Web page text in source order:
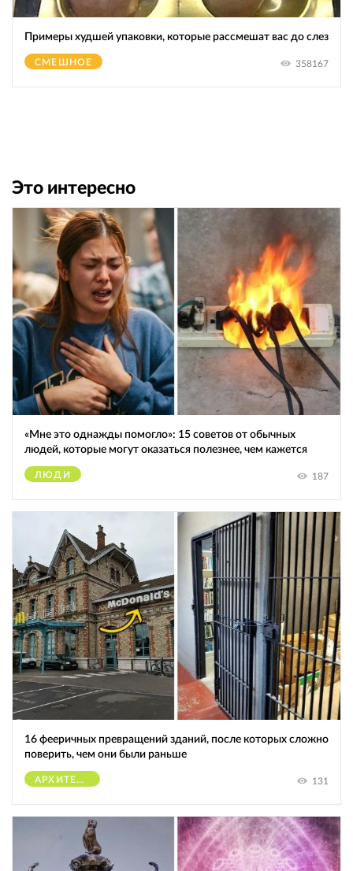
Примеры худшей упаковки, которые рассмешат вас до слез
СМЕШНОЕ 358167
Это интересно
«Мне это однажды помогло»: 15 советов от обычных
людей, которые могут оказаться полезнее, чем кажется
ЛЮДИ 187
16 фееричных превращений зданий, после которых сложно
поверить, чем они были раньше
АРХИТЕКТУРА 131